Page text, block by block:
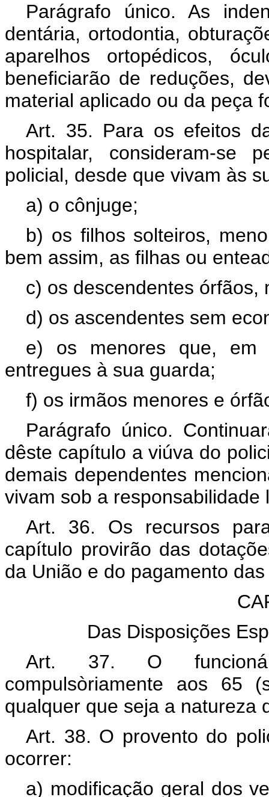
Parágrafo único. As
dentária, ortodontia,
aparelhos ortopédicos,
beneficiarão de reduções,
material aplicado ou da peça
Art. 35. Para os efeitos
hospitalar, consideram-se
policial, desde que vivam às
a) o cônjuge;
b) os filhos solteiros,
bem assim, as filhas ou
c) os descendentes órfãos,
d) os ascendentes sem
e) os menores que, em
entregues à sua guarda;
f) os irmãos menores e
Parágrafo único.
dêste capítulo a viúva do
demais dependentes
vivam sob a responsabilidade
Art. 36. Os recursos
capítulo provirão das
da União e do pagamento
Das Disposições
Art. 37. O
compulsòriamente aos 65
qualquer que seja a natureza
Art. 38. O provento do
ocorrer:
a) modificação geral dos